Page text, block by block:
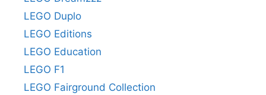
LEGO Duplo
LEGO Editions
LEGO Education
LEGO F1
LEGO Fairground Collection